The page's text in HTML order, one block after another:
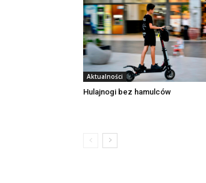
Aktualności
Hulajnogi bez hamulców